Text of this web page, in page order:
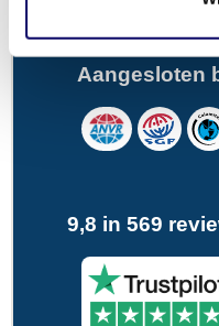
Aangesloten
9,8 in 569